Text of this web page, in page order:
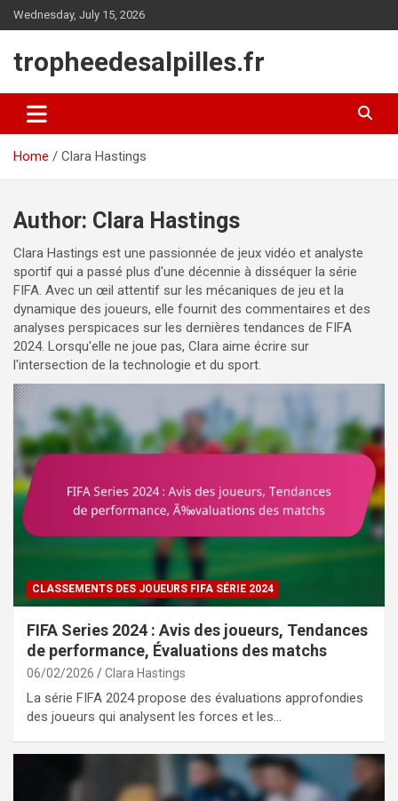
Skip
to
Wednesday, July 15, 2026
tropheedesalpilles.fr
Home Clara Hastings
Author: Clara Hastings
Clara Hastings est une passionnée de jeux vidéo et analyste
sportif qui a passé plus d'une décennie à disséquer la série
FIFA. Avec un œil attentif sur les mécaniques de jeu et la
dynamique des joueurs, elle fournit des commentaires et des
analyses perspicaces sur les dernières tendances de FIFA
2024. Lorsqu'elle ne joue pas, Clara aime écrire sur
l'intersection de la technologie et du sport.
CLASSEMENTS DES JOUEURS FIFA SÉRIE 2024
FIFA Series 2024 : Avis des joueurs, Tendances
de performance, Évaluations des matchs
06/02/2026 Clara Hastings
La série FIFA 2024 propose des évaluations approfondies
des joueurs qui analysent les forces et les…